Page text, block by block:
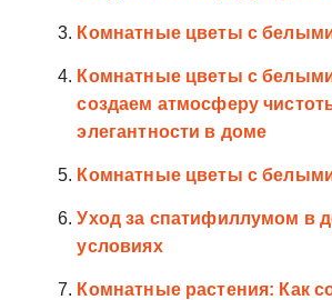
Комнатные цветы с
Комнатные цветы с
создаем атмосферу
элегантности в доме
Комнатные цветы с
Уход за спатифиллумом в
условиях
Комнатные растения: Как